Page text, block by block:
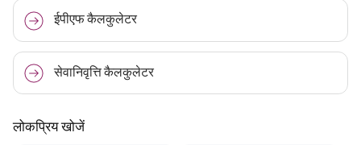
ईपीएफ कैलकुलेटर
सेवानिवृत्ति कैलकुलेटर
लोकप्रिय खोजें